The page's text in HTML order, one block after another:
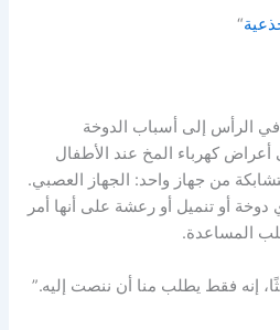
“
الرأس إلى أسباب الدوخة
كهرباء المخ عند الأطفال
من جهاز واحد: الجهاز العصبي.
دوخة أو تنميل أو رعشة على أنها أمر
المساعدة.
إنه فقط يطلب منا أن ننصت إليه.”